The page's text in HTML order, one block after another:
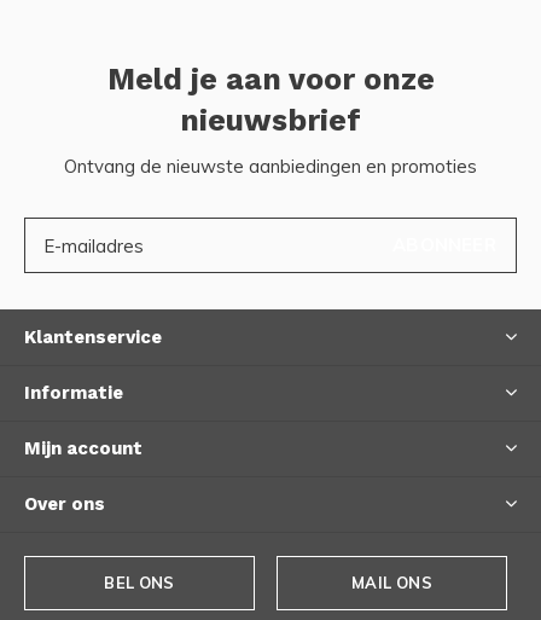
Meld je aan voor onze
nieuwsbrief
Ontvang de nieuwste aanbiedingen en promoties
Klantenservice
Informatie
Mijn account
Over ons
BEL ONS MAIL ONS